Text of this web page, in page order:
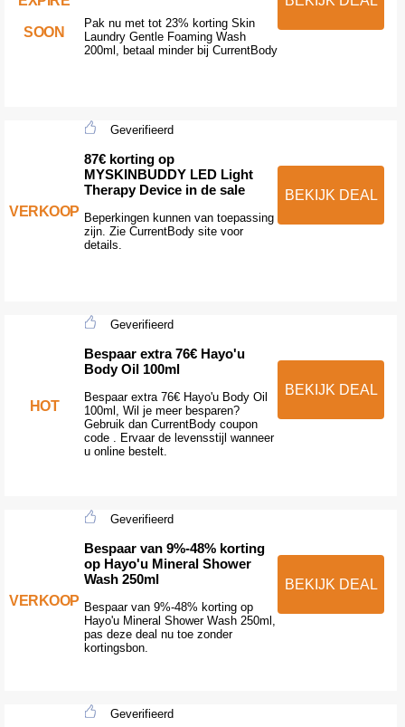
SOON
Pak nu met tot 23% korting Skin
Laundry Gentle Foaming Wash
200ml, betaal minder bij CurrentBody
VERKOOP
Geverifieerd
87€ korting op
MYSKINBUDDY LED Light
Therapy Device in de sale
Beperkingen kunnen van toepassing
zijn. Zie CurrentBody site voor
details.
BEKIJK DEAL
HOT
Geverifieerd
Bespaar extra 76€ Hayo'u
Body Oil 100ml
Bespaar extra 76€ Hayo'u Body Oil
100ml, Wil je meer besparen?
Gebruik dan CurrentBody coupon
code . Ervaar de levensstijl wanneer
u online bestelt.
BEKIJK DEAL
VERKOOP
Geverifieerd
Bespaar van 9%-48% korting
op Hayo'u Mineral Shower
Wash 250ml
Bespaar van 9%-48% korting op
Hayo'u Mineral Shower Wash 250ml,
pas deze deal nu toe zonder
kortingsbon.
BEKIJK DEAL
Geverifieerd